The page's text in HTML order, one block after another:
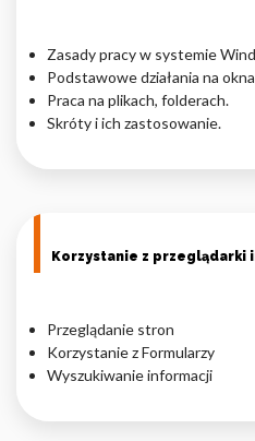
Zasady pracy w systemie
Podstawowe działania na
Praca na plikach, folderach.
Skróty i ich zastosowanie.
Korzystanie z przeglądarki
Przeglądanie stron
Korzystanie z Formularzy
Wyszukiwanie informacji
klasyfikowania, wraz z
Zapisz moje